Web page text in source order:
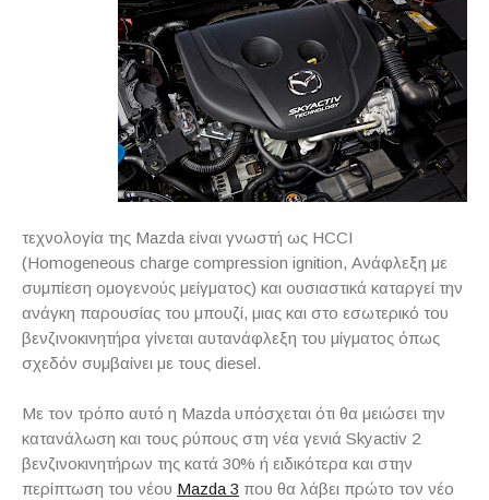
τεχνολογία της Mazda είναι γνωστή ως HCCI
(Homogeneous charge compression ignition, Ανάφλεξη με
συμπίεση ομογενούς μείγματος) και ουσιαστικά καταργεί την
ανάγκη παρουσίας του μπουζί, μιας και στο εσωτερικό του
βενζινοκινητήρα γίνεται αυτανάφλεξη του μίγματος όπως
σχεδόν συμβαίνει με τους diesel.
Με τον τρόπο αυτό η Mazda υπόσχεται ότι θα μειώσει την
κατανάλωση και τους ρύπους στη νέα γενιά Skyactiv 2
βενζινοκινητήρων της κατά 30% ή ειδικότερα και στην
περίπτωση του νέου Mazda 3 που θα λάβει πρώτο τον νέο